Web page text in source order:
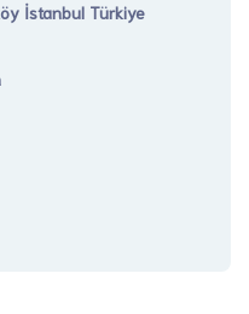
İstanbul Türkiye